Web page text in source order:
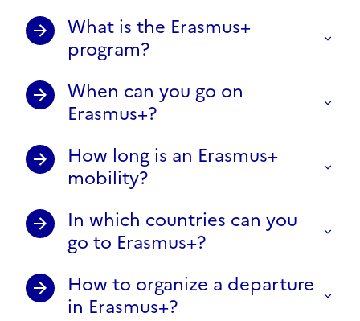
What is the Erasmus+
program?
When can you go on
Erasmus+?
How long is an Erasmus+
mobility?
In which countries can you
go to Erasmus+?
How to organize a departure
in Erasmus+?